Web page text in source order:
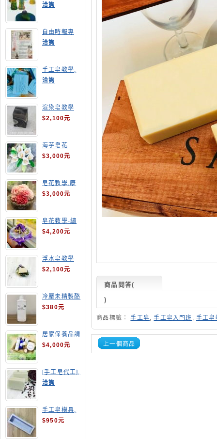
洽詢
自由時報專
訪,手工皂達
人陳德昇老師
洽詢
手工皂教學,
手工皂當月課
程,渲染皂
洽詢
渲染皂教學
$2,100元
海芋皂花
$3,000元
皂花教學,康
乃馨
$3,000元
皂花教學-繡
球花皂花束
$4,200元
浮水皂教學
$2,100元
冷壓未精製酪
梨油
$380元
居家保養品調
配班
$4,000元
[手工皂代工],
酒粕皂
洽詢
手工皂模具,
長方形吐司模
$950元
商品問答(
)
商品標籤：手工皂 ,手工皂入門班 ,手工皂
上一個商品